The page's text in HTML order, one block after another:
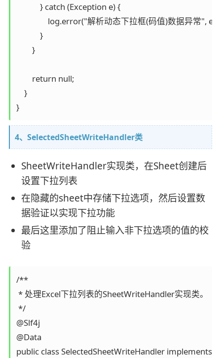
            } catch (Exception e) {
                log.error("解析动态下拉框(码值)数据异常", e);
            }
        }
        return null;
    }
}
4、SelectedSheetWriteHandler类
SheetWriteHandler实现类，在Sheet创建后
设置下拉列表
在隐藏的sheet中存储下拉选项，然后设置数
据验证以实现下拉功能
最后这里添加了阻止输入非下拉选项的值的校
验
/**
* 处理Excel下拉列表的SheetWriteHandler实现类。
*/
@Slf4j
@Data
public class SelectedSheetWriteHandler implements